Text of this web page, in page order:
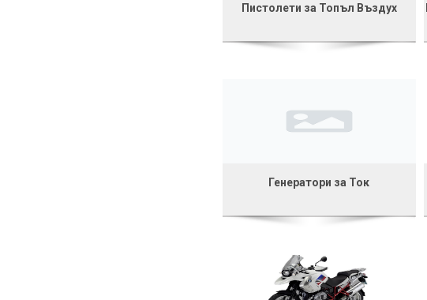
Пистолети за Топъл Въздух
Генератори за Ток